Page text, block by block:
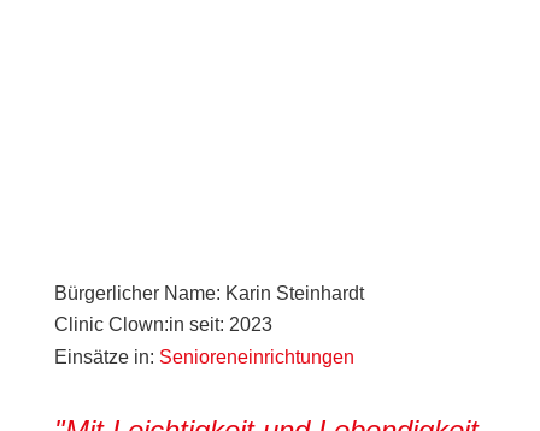
Bürgerlicher Name: Karin Steinhardt
Clinic Clown:in seit: 2023
Einsätze in: Senioreneinrichtungen